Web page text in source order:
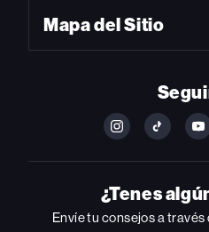
Mapa del Sitio
FOLLOW
ON
INSTAGRAM
FOLLOW
ON
YOUTUBE
¿Tenes
Envíe tu consejos a